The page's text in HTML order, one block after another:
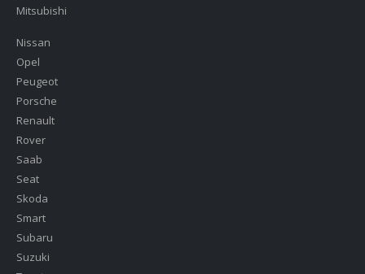
Mitsubishi
Nissan
Opel
Peugeot
Porsche
Renault
Rover
Saab
Seat
Skoda
Smart
Subaru
Suzuki